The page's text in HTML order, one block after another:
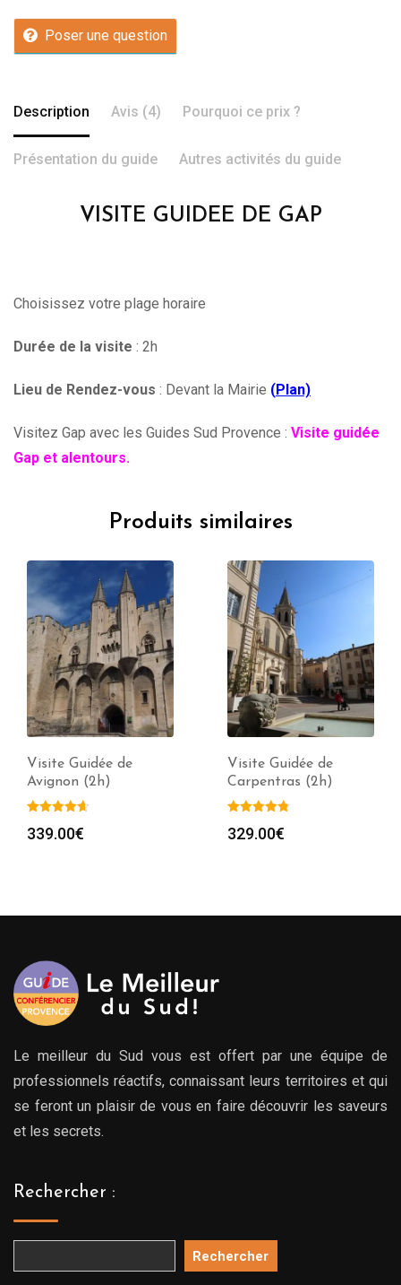
Poser une question
Description Avis (4) Pourquoi ce prix ?
Présentation du guide Autres activités du guide
VISITE GUIDEE DE GAP
Choisissez votre plage horaire
Durée de la visite : 2h
Lieu de Rendez-vous : Devant la Mairie (Plan)
Visitez Gap avec les Guides Sud Provence : Visite guidée
Gap et alentours.
Produits similaires
Visite Guidée de
Carpentras (2h)
329.00€
Visite Guidée de
Mougins (2h)
359.00€
Le meilleur du Sud vous est offert par une équipe de
professionnels réactifs, connaissant leurs territoires et qui
se feront un plaisir de vous en faire découvrir les saveurs
et les secrets.
Rechercher :
Rechercher